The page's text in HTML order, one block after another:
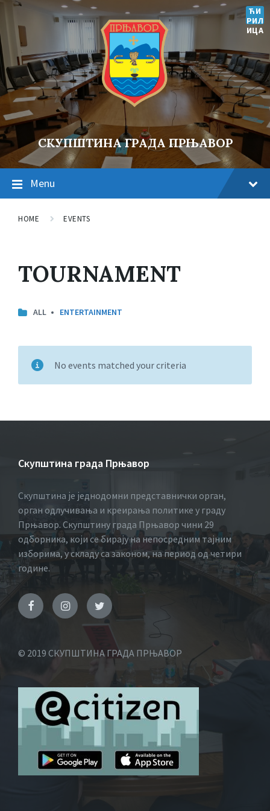
ЋИ
РИЛ
ИЦА
СКУПШТИНА ГРАДА ПРЊАВОР
Menu
HOME EVENTS
TOURNAMENT
CATEGORIES:
ALL ENTERTAINMENT
No events matched your criteria
Скупштина града Прњавор
Скупштина је једнодомни представнички орган,
орган одлучивања и креирања политике у граду
Прњавор. Скупштину града Прњавор чини 29
одборника, који се бирају на непосредним тајним
изборима, у складу са законом, на период од четири
године.
© 2019 СКУПШТИНА ГРАДА ПРЊАВОР